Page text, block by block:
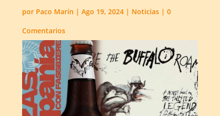
por Paco Marín | Ago 19, 2024| Noticias| 0
Comentarios